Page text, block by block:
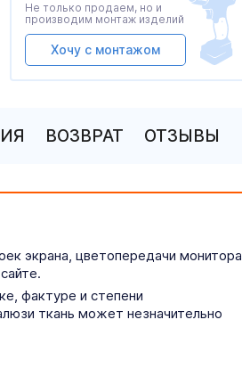
Не только продаем, но и
производим монтаж изделий
Хочу с монтажом
ВОЗВРАТ ОТЗЫВЫ
экрана, цветопередачи монитора
фактуре и степени
ткань может незначительно